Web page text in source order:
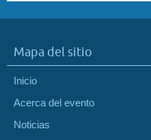
Mapa del sitio
Inicio
Acerca del evento
Noticias